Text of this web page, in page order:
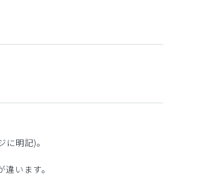
明記)。
います。